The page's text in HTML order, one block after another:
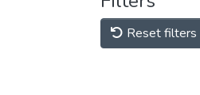
Reset filters